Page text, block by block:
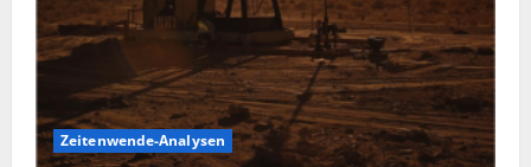
Zeitenwende-Analysen